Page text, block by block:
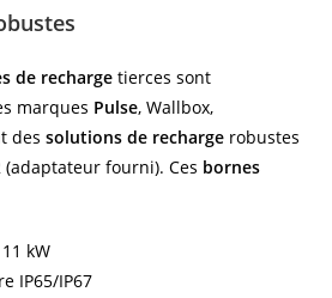
de recharge tierces sont
marques Pulse, Wallbox,
dessolutions de recharge robustes
(adaptateur fourni). Ces bornes
kW
IP65/IP67